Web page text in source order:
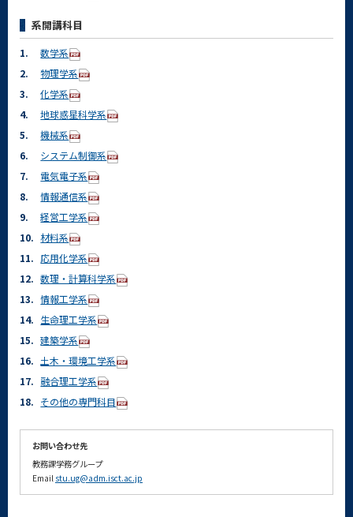
系開講科目
1.
数学系
2.
物理学系
3.
化学系
4.
地球惑星科学系
5.
機械系
6.
システム制御系
7.
電気電子系
8.
情報通信系
9.
経営工学系
10. 材料系
11. 応用化学系
12. 数理・計算科学系
13. 情報工学系
14. 生命理工学系
15. 建築学系
16. 土木・環境工学系
17. 融合理工学系
18. その他の専門科目
お問い合わせ先
教務課学務グループ
Email stu.ug@adm.isct.ac.jp